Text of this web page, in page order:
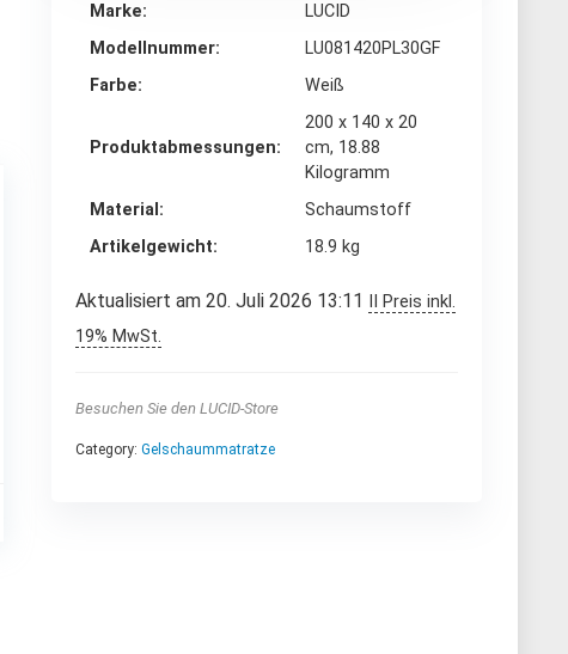
Marke
‎LUCID
Modellnummer
‎LU081420PL30GF
Farbe
‎Weiß
Produktabmessungen
‎200 x 140 x 20
cm, 18.88
Kilogramm
Material
‎Schaumstoff
Artikelgewicht
‎18.9 kg
Aktualisiert am 20. Juli 2026 13:11
II Preis inkl.
19% MwSt.
Besuchen Sie den LUCID-Store
Category: Gelschaummatratze